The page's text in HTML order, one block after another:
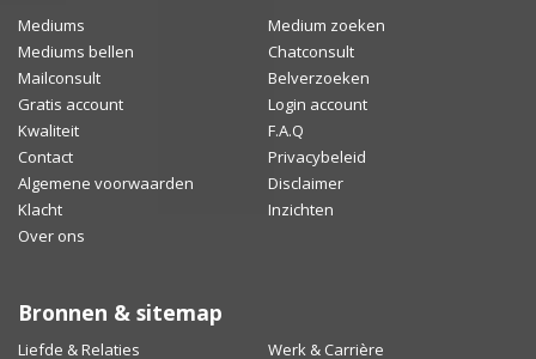
Mediums
Medium zoeken
Mediums bellen
Chatconsult
Mailconsult
Belverzoeken
Gratis account
Login account
Kwaliteit
F.A.Q
Contact
Privacybeleid
Algemene voorwaarden
Disclaimer
Klacht
Inzichten
Over ons
Bronnen & sitemap
Liefde & Relaties Werk & Carrière